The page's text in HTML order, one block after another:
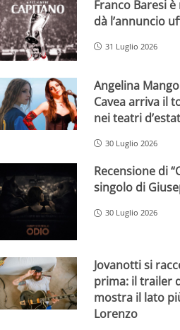
Franco Baresi
dà l’annuncio
31 Luglio 2026
Angelina
Cavea arriva il
nei teatri
30 Luglio 2026
Recensione di
singolo di
30 Luglio 2026
Jovanotti si
prima: il trailer
mostra il lato
Lorenzo